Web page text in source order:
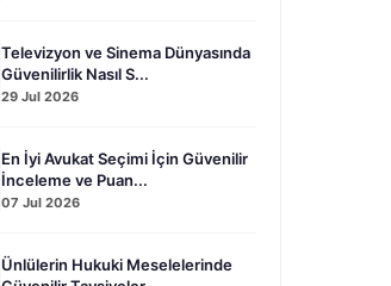
Televizyon ve Sinema Dünyasında
Güvenilirlik Nasıl S...
29 Jul 2026
En İyi Avukat Seçimi İçin Güvenilir
İnceleme ve Puan...
07 Jul 2026
Ünlülerin Hukuki Meselelerinde